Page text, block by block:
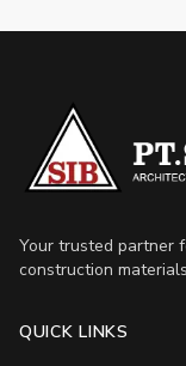
Your trusted partner
construction
QUICK LINKS